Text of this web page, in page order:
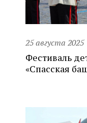
25 августа 2025
Фестиваль
«Спасская